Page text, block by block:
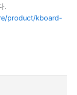
.
product/kboard-